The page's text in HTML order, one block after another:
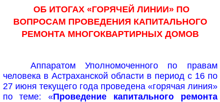
ОБ ИТОГАХ «ГОРЯЧЕЙ ЛИНИИ» ПО
ВОПРОСАМ ПРОВЕДЕНИЯ КАПИТАЛЬНОГО
РЕМОНТА МНОГОКВАРТИРНЫХ ДОМОВ
Аппаратом Уполномоченного по правам
человека в Астраханской области в период с 16 по
27 июня текущего года проведена «горячая линия»
по теме: «Проведение капитального ремонта